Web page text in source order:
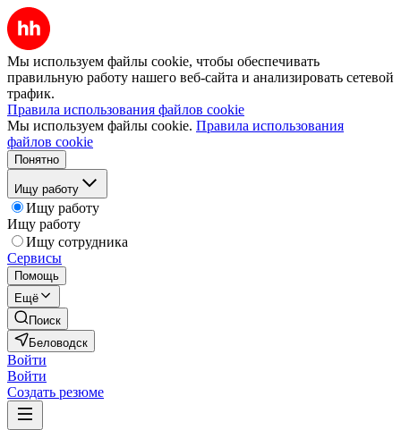
Мы используем файлы cookie, чтобы обеспечивать
правильную работу нашего веб-сайта и анализировать сетевой
трафик.
Правила использования файлов cookie
Мы используем файлы cookie. Правила использования
файлов cookie
Понятно
Ищу работу
Ищу работу
Ищу работу
Ищу сотрудника
Сервисы
Помощь
Ещё
Поиск
Беловодск
Войти
Войти
Создать резюме